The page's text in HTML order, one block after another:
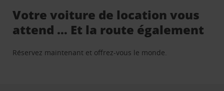
Votre voiture de location vous
attend … Et la route également
Réservez maintenant et offrez-vous le monde.